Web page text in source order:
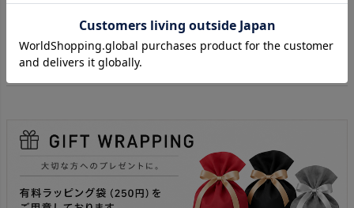
レディース メンズ